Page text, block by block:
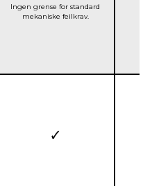
STANDARD
Ingen grense for standard
mekaniske feilkrav.